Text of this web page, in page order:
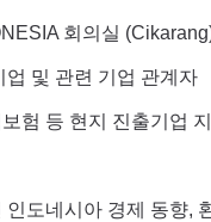
회의실
및 관련 기업 관계자
험 등 현지 진출기업
도네시아 경제 동향,